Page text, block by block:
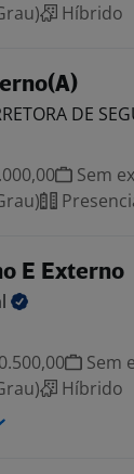
Híbrido
DE
Sem
E Externo
Sem
Híbrido